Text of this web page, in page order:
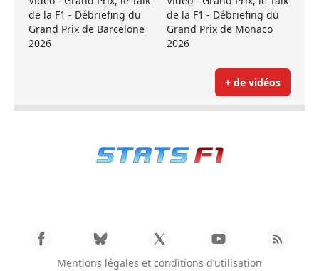
de la F1 - Débriefing du
Grand Prix de Barcelone
2026
de la F1 - Débriefing du
Grand Prix de Monaco
2026
+ de vidéos
Mentions légales et conditions d’utilisation